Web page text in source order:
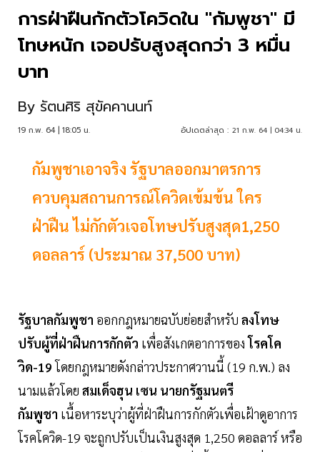
การฝ่าฝืนกักตัวโควิดใน "กัมพูชา" มี
โทษหนัก เจอปรับสูงสุดกว่า 3 หมื่น
บาท
By รัตนศิริ สุขัคคานนท์
19 ก.พ. 64 | 18:05 น. อัปเดตล่าสุด : 21 ก.พ. 64 | 04:34 น.
กัมพูชาเอาจริง รัฐบาลออกมาตรการ
ควบคุมสถานการณ์โควิดเข้มข้น ใคร
ฝ่าฝืน ไม่กักตัวเจอโทษปรับสูงสุด1,250
ดอลลาร์ (ประมาณ 37,500 บาท)
รัฐบาลกัมพูชา ออกกฎหมายฉบับย่อยสำหรับ ลงโทษ
ปรับผู้ที่ฝ่าฝืนการกักตัว เพื่อสังเกตอาการของโรคโค
วิด-19โดยกฎหมายดังกล่าวประกาศวานนี้ (19 ก.พ.) ลง
นามแล้วโดย สมเด็จฮุน เซน นายกรัฐมนตรี
กัมพูชา เนื้อหาระบุว่าผู้ที่ฝ่าฝืนการกักตัวเพื่อเฝ้าดูอาการ
โรคโควิด-19 จะถูกปรับเป็นเงินสูงสุด 1,250 ดอลลาร์ หรือ